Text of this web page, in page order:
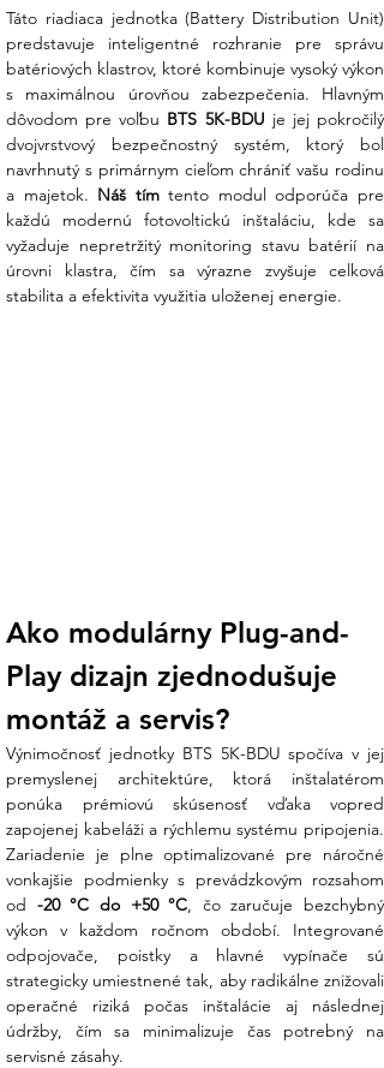
S podporou nášho tímu v Ensun získate
riešenie, ktoré premení vašu fotovoltiku na
skutočne inteligentnú domácu elektráreň.
Kľúčové funkcie a výhody riadiacej
jednotky:
Inteligentné riadenie energie:
Jednotka precízne riadi cykly nabíjania a
vybíjania, čím optimalizuje využitie
kapacity batérií v súlade s vašou
Umožňuje postupne rozširovať kapacitu
modulov BTS 5K bez nutnosti zložitej
kabeláže.
Vysoká odolnosť (IP65):Vďaka
vysokému stupňu krytia IP65 je riadiaca
jednotka chránená proti prachu a
tryskajúcej vode, čo umožňuje jej
inštaláciu aj v technických miestnostiach
s náročnejšími podmienkami.
Vysoká kompatibilita:Plne
optimalizovaná pre spoluprácu s
hybridnými invertormi SOFAR, čo
zaručuje bezproblémovú komunikáciu a
rýchle uvedenie systému do prevádzky.
Táto riadiaca jednotka (Battery Distribution Unit)
predstavuje inteligentné rozhranie pre správu
batériových klastrov, ktoré kombinuje vysoký výkon
s maximálnou úrovňou zabezpečenia. Hlavným
dôvodom pre voľbu BTS 5K-BDU je jej pokročilý
dvojvrstvový bezpečnostný systém, ktorý bol
navrhnutý s primárnym cieľom chrániť vašu rodinu
a majetok. Náš tím tento modul odporúča pre
každú modernú fotovoltickú inštaláciu, kde sa
vyžaduje nepretržitý monitoring stavu batérií na
úrovni klastra, čím sa výrazne zvyšuje celková
stabilita a efektivita využitia uloženej energie.
Ako modulárny Plug-and-
Play dizajn zjednodušuje
montáž a servis?
Výnimočnosť jednotky BTS 5K-BDU spočíva v jej
premyslenej architektúre, ktorá inštalatérom
ponúka prémiovú skúsenosť vďaka vopred
zapojenej kabeláži a rýchlemu systému pripojenia.
Zariadenie je plne optimalizované pre náročné
vonkajšie podmienky s prevádzkovým rozsahom
od -20 °C do +50 °C, čo zaručuje bezchybný
výkon v každom ročnom období. Integrované
odpojovače, poistky a hlavné vypínače sú
strategicky umiestnené tak, aby radikálne znižovali
operačné riziká počas inštalácie aj následnej
údržby, čím sa minimalizuje čas potrebný na
servisné zásahy.